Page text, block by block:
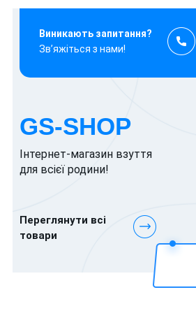
Виникають запитання?
Зв’яжіться з нами!
GS-SHOP
Інтернет-магазин взуття
для всієї родини!
Переглянути всі
товари